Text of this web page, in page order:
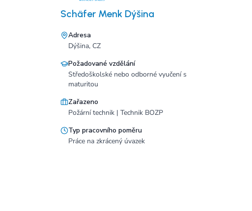
Schäfer Menk Dýšina
Adresa
Dýšina, CZ
Požadované vzdělání
Středoškolské nebo odborné vyučení s
maturitou
Zařazeno
Požární technik | Technik BOZP
Typ pracovního poměru
Práce na zkrácený úvazek